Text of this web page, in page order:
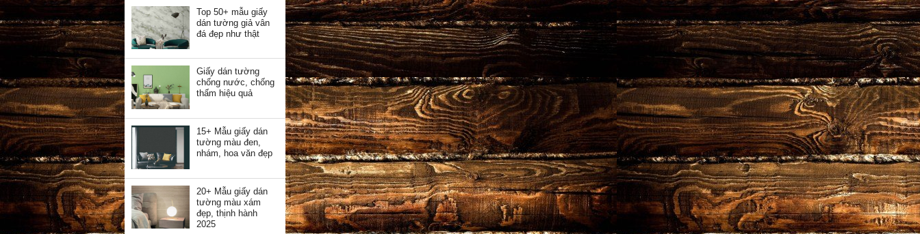
Top 50+ mẫu giấy
dán tường giả vân
đá đẹp như thật
Giấy dán tường
chống nước, chống
thấm hiệu quả
15+ Mẫu giấy dán
tường màu đen,
nhám, hoa văn đẹp
20+ Mẫu giấy dán
tường màu xám
đẹp, thịnh hành
2025